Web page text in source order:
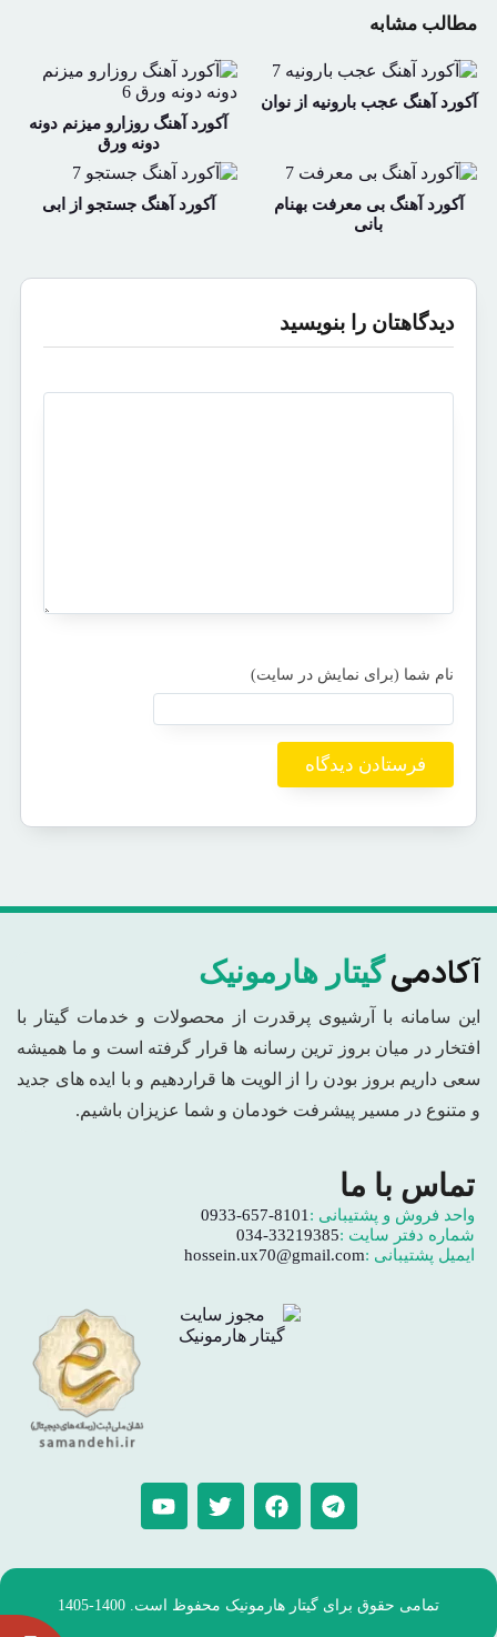
مطالب مشابه
آکورد آهنگ عجب بارونیه از نوان
آکورد آهنگ روزارو میزنم دونه
دونه ورق
آکورد آهنگ بی معرفت بهنام
بانی
آکورد آهنگ جستجو از ابی
دیدگاهتان را بنویسید
آکادمیگیتار هارمونیک
این سامانه با آرشیوی پرقدرت از محصولات و خدمات گیتار با
افتخار در میان بروز ترین رسانه ها قرار گرفته است و ما همیشه
سعی داریم بروز بودن را از الویت ها قراردهیم و با ایده های جدید
و متنوع در مسیر پیشرفت خودمان و شما عزیزان باشیم.
تماس با ما
واحد فروش و پشتیبانی :0933-657-8101
شماره دفتر سایت :034-33219385
ایمیل پشتیبانی :hossein.ux70@gmail.com
تمامی حقوق برای گیتار هارمونیک محفوظ است. 1400-1405